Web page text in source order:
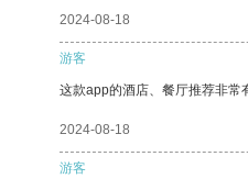
2024-08-18
游客
这款app的酒店、餐厅推荐非常
2024-08-18
游客